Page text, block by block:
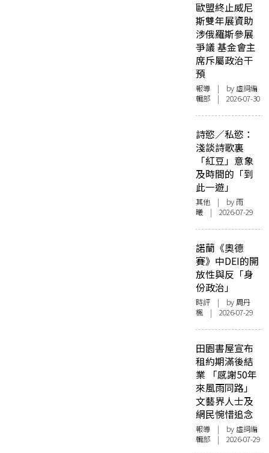
歐盟終止威尼
斯雙年展資助
涉俄羅斯參展
爭議 基金會主
席斥屬政治干
預
報導 | by 虛詞編
輯部 | 2026-07-30
詩慾／私慾：
淺談詩歌裏
「紅豆」意象
及時間的「到
此一遊」
其他 | by 雨
曦 | 2026-07-29
諾蘭《奧德
賽》中DEI的開
放性與反「身
份政治」
時評 | by周丹
楓 | 2026-07-29
田園書屋宣布
租約期滿後結
業 「感謝50年
來風雨同路」
文藝界人士及
網民惋惜追念
報導 | by 虛詞編
輯部 | 2026-07-29